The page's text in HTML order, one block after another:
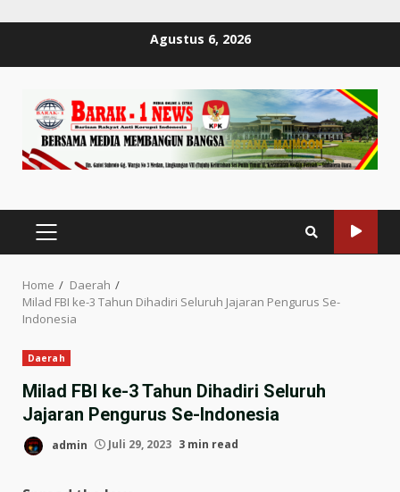
Agustus 6, 2026
PRIMARY
MENU
Home
Daerah
Milad FBI ke-3 Tahun Dihadiri Seluruh Jajaran Pengurus Se-
Indonesia
Daerah
Milad FBI ke-3 Tahun Dihadiri Seluruh
Jajaran Pengurus Se-Indonesia
admin Juli 29, 2023 3 min read